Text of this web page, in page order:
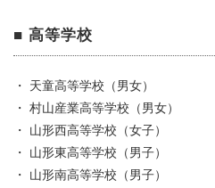
■ 高等学校
・ 天童高等学校（男女）
・ 村山産業高等学校（男女）
・ 山形西高等学校（女子）
・ 山形東高等学校（男子）
・ 山形南高等学校（男子）